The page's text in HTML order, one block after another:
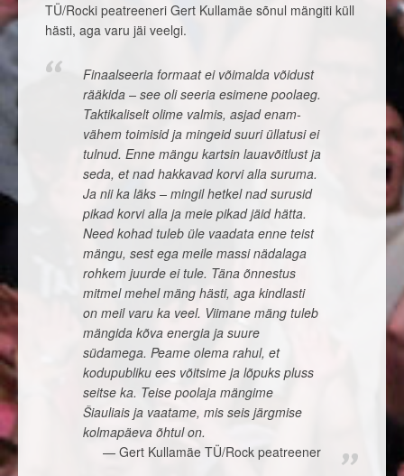
TÜ/Rocki peatreeneri Gert Kullamäe sõnul mängiti küll
hästi, aga varu jäi veelgi.
Finaalseeria formaat ei võimalda võidust
rääkida – see oli seeria esimene poolaeg.
Taktikaliselt olime valmis, asjad enam-
vähem toimisid ja mingeid suuri üllatusi ei
tulnud. Enne mängu kartsin lauavõitlust ja
seda, et nad hakkavad korvi alla suruma.
Ja nii ka läks – mingil hetkel nad surusid
pikad korvi alla ja meie pikad jäid hätta.
Need kohad tuleb üle vaadata enne teist
mängu, sest ega meile massi nädalaga
rohkem juurde ei tule. Täna õnnestus
mitmel mehel mäng hästi, aga kindlasti
on meil varu ka veel. Viimane mäng tuleb
mängida kõva energia ja suure
südamega. Peame olema rahul, et
kodupubliku ees võitsime ja lõpuks pluss
seitse ka. Teise poolaja mängime
Šiauliais ja vaatame, mis seis järgmise
kolmapäeva õhtul on.
Gert Kullamäe TÜ/Rock peatreener